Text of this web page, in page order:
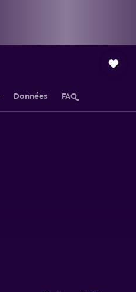
Données FAQ